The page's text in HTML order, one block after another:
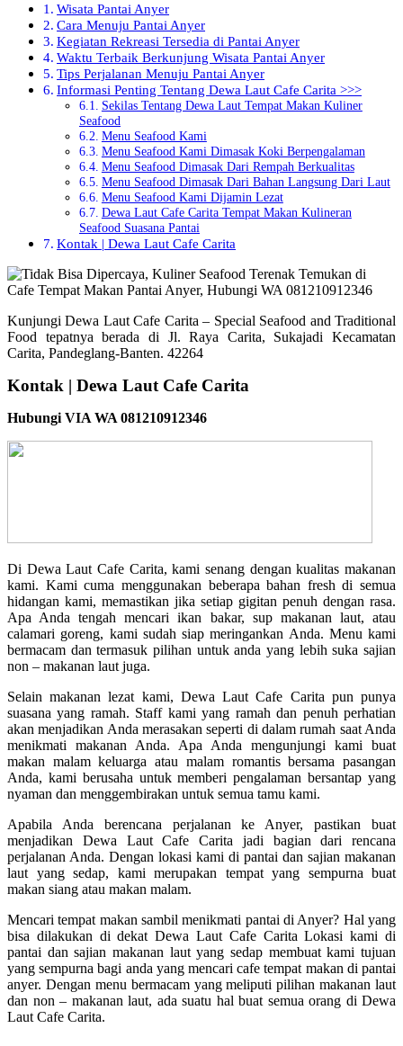
Wisata Pantai Anyer
Cara Menuju Pantai Anyer
Kegiatan Rekreasi Tersedia di Pantai Anyer
Waktu Terbaik Berkunjung Wisata Pantai Anyer
Tips Perjalanan Menuju Pantai Anyer
Informasi Penting Tentang Dewa Laut Cafe Carita >>>
Sekilas Tentang Dewa Laut Tempat Makan Kuliner
Seafood
Menu Seafood Kami
Menu Seafood Kami Dimasak Koki Berpengalaman
Menu Seafood Dimasak Dari Rempah Berkualitas
Menu Seafood Dimasak Dari Bahan Langsung Dari Laut
Menu Seafood Kami Dijamin Lezat
Dewa Laut Cafe Carita Tempat Makan Kulineran
Seafood Suasana Pantai
Kontak | Dewa Laut Cafe Carita
Kunjungi Dewa Laut Cafe Carita – Special Seafood and Traditional
Food tepatnya berada di Jl. Raya Carita, Sukajadi Kecamatan
Carita, Pandeglang-Banten. 42264
Kontak | Dewa Laut Cafe Carita
Hubungi VIA WA 081210912346
Di Dewa Laut Cafe Carita, kami senang dengan kualitas makanan
kami. Kami cuma menggunakan beberapa bahan fresh di semua
hidangan kami, memastikan jika setiap gigitan penuh dengan rasa.
Apa Anda tengah mencari ikan bakar, sup makanan laut, atau
calamari goreng, kami sudah siap meringankan Anda. Menu kami
bermacam dan termasuk pilihan untuk anda yang lebih suka sajian
non – makanan laut juga.
Selain makanan lezat kami, Dewa Laut Cafe Carita pun punya
suasana yang ramah. Staff kami yang ramah dan penuh perhatian
akan menjadikan Anda merasakan seperti di dalam rumah saat Anda
menikmati makanan Anda. Apa Anda mengunjungi kami buat
makan malam keluarga atau malam romantis bersama pasangan
Anda, kami berusaha untuk memberi pengalaman bersantap yang
nyaman dan menggembirakan untuk semua tamu kami.
Apabila Anda berencana perjalanan ke Anyer, pastikan buat
menjadikan Dewa Laut Cafe Carita jadi bagian dari rencana
perjalanan Anda. Dengan lokasi kami di pantai dan sajian makanan
laut yang sedap, kami merupakan tempat yang sempurna buat
makan siang atau makan malam.
Mencari tempat makan sambil menikmati pantai di Anyer? Hal yang
bisa dilakukan di dekat Dewa Laut Cafe Carita Lokasi kami di
pantai dan sajian makanan laut yang sedap membuat kami tujuan
yang sempurna bagi anda yang mencari cafe tempat makan di pantai
anyer. Dengan menu bermacam yang meliputi pilihan makanan laut
dan non – makanan laut, ada suatu hal buat semua orang di Dewa
Laut Cafe Carita.